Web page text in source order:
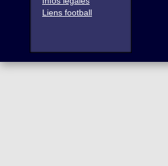
Liens football